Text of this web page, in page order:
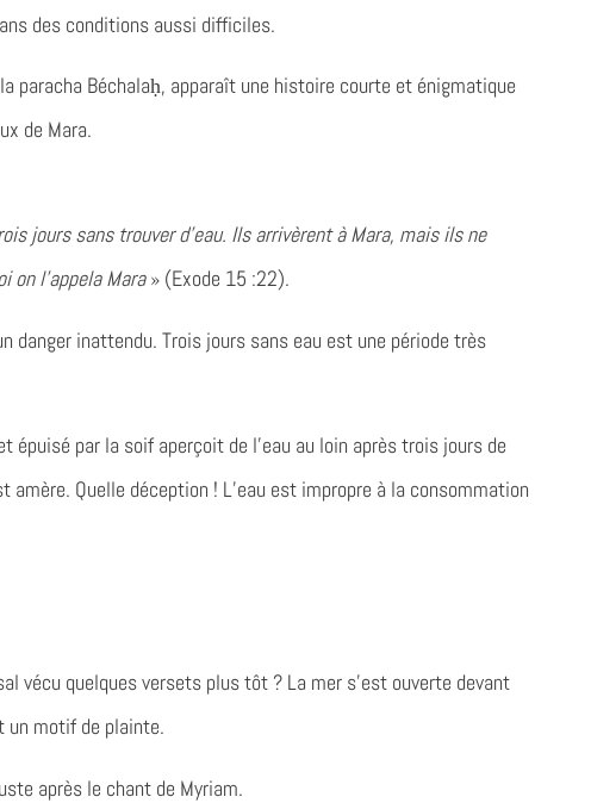
des conditions aussi difficiles.
paracha Béchalaḥ, apparaît une histoire courte et énigmatique
de Mara.
jours sans trouver d’eau. Ils arrivèrent à Mara, mais ils ne
on l’appela Mara» (Exode 15 :22).
inattendu. Trois jours sans eau est une période très
par la soif aperçoit de l’eau au loin après trois jours de
Quelle déception ! L’eau est impropre à la consommation
vécu quelques versets plus tôt ? La mer s’est ouverte devant
un motif de plainte.
après le chant de Myriam.